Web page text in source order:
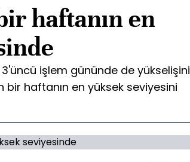
haftanın en
işlem gününde de yükselişini
bir haftanın en yüksek seviyesini